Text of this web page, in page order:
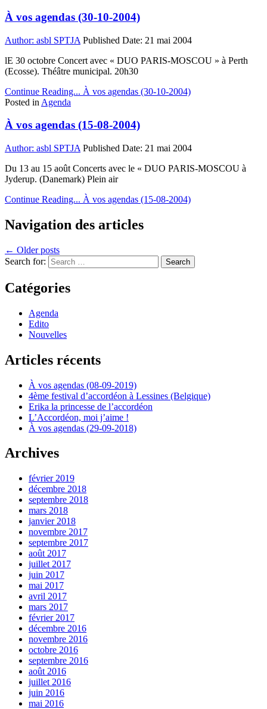
À vos agendas (30-10-2004)
Author: asbl SPTJA Published Date: 21 mai 2004
lE 30 octobre Concert avec « DUO PARIS-MOSCOU » à Perth
(Ecosse). Théâtre municipal. 20h30
Continue Reading... À vos agendas (30-10-2004)
Posted in Agenda
À vos agendas (15-08-2004)
Author: asbl SPTJA Published Date: 21 mai 2004
Du 13 au 15 août Concerts avec le « DUO PARIS-MOSCOU à
Jyderup. (Danemark) Plein air
Continue Reading... À vos agendas (15-08-2004)
Navigation des articles
← Older posts
Search for:
Catégories
Agenda
Edito
Nouvelles
Articles récents
À vos agendas (08-09-2019)
4ème festival d’accordéon à Lessines (Belgique)
Erika la princesse de l’accordéon
L’Accordéon, moi j’aime !
À vos agendas (29-09-2018)
Archives
février 2019
décembre 2018
septembre 2018
mars 2018
janvier 2018
novembre 2017
septembre 2017
août 2017
juillet 2017
juin 2017
mai 2017
avril 2017
mars 2017
février 2017
décembre 2016
novembre 2016
octobre 2016
septembre 2016
août 2016
juillet 2016
juin 2016
mai 2016